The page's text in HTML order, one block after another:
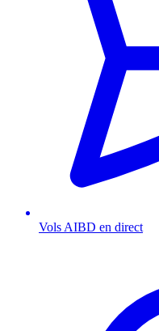
Vols AIBD en direct